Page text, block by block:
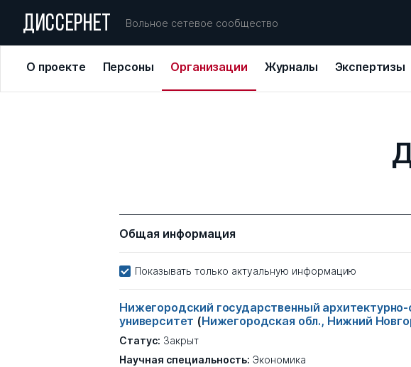
ДИССЕРНЕТ Вольное сетевое сообщество
О проекте Персоны Организации Журналы Экспертизы
Общая информация
Показывать только актуальную информацию
Нижегородский государственный
университет (Нижегородская обл., Нижний
Статус: Закрыт
Научная специальность: Экономика